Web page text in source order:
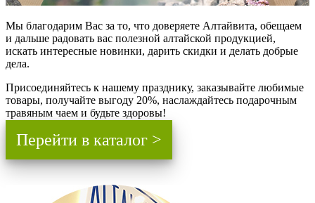
Мы благодарим Вас за то, что доверяете Алтайвита, обещаем
и дальше радовать вас полезной алтайской продукцией,
искать интересные новинки, дарить скидки и делать добрые
дела.
Присоединяйтесь к нашему празднику, заказывайте любимые
товары, получайте выгоду 20%, наслаждайтесь подарочным
травяным чаем и будьте здоровы!
Перейти в каталог >